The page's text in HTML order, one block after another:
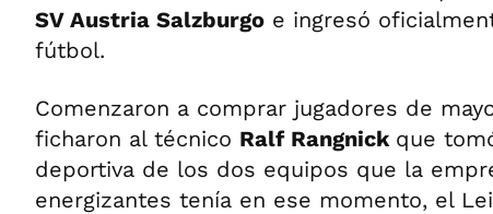
SV Austria Salzburgo e ingresó
fútbol.
Comenzaron a comprar jugadores de
ficharon al técnico Ralf Rangnick que
deportiva de los dos equipos que la
energizantes tenía en ese momento, el